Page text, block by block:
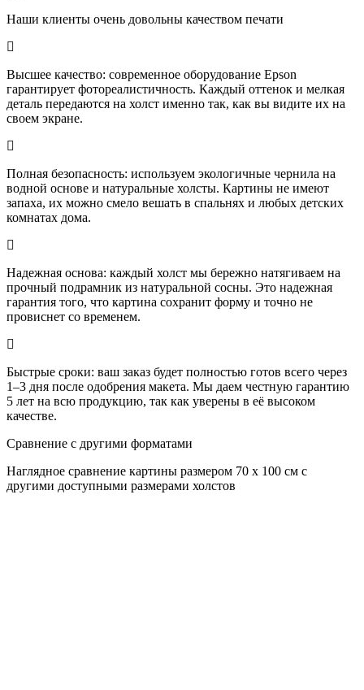
Наши клиенты очень довольны качеством печати
Высшее качество: современное оборудование Epson
гарантирует фотореалистичность. Каждый оттенок и мелкая
деталь передаются на холст именно так, как вы видите их на
своем экране.
Полная безопасность: используем экологичные чернила на
водной основе и натуральные холсты. Картины не имеют
запаха, их можно смело вешать в спальнях и любых детских
комнатах дома.
Надежная основа: каждый холст мы бережно натягиваем на
прочный подрамник из натуральной сосны. Это надежная
гарантия того, что картина сохранит форму и точно не
провиснет со временем.
Быстрые сроки: ваш заказ будет полностью готов всего через
1–3 дня после одобрения макета. Мы даем честную гарантию
5 лет на всю продукцию, так как уверены в её высоком
качестве.
Сравнение с другими форматами
Наглядное сравнение картины размером 70 x 100 см с
другими доступными размерами холстов